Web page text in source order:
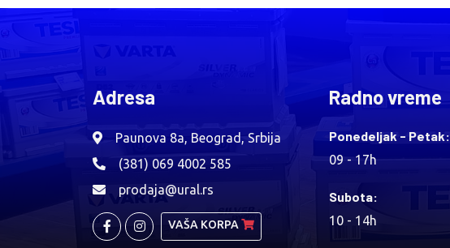
Adresa
Paunova 8a, Beograd, Srbija
(381) 069 4002 585
prodaja@ural.rs
VAŠA KORPA
Radno vreme
Ponedeljak - Petak:
09 - 17h
Subota:
10 - 14h